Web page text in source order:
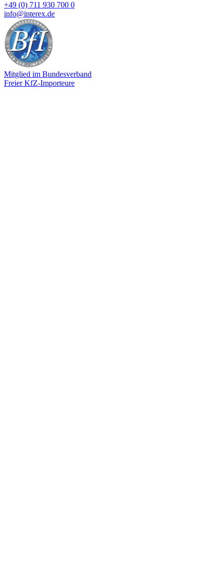
+49 (0) 711 930 700 0
info@interex.de
Mitglied im Bundesverband
Freier KfZ-Importeure